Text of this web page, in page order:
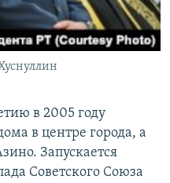
в 2005 году
в центре города, а
Запускается
Советского Союза